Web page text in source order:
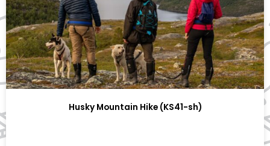
Husky Mountain Hike (KS41-sh)